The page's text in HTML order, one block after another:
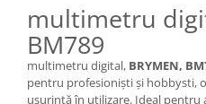
multimetru
BM789
multimetru digital, BRYMEN,
pentru profesioniști și hobbysti,
ușurință în utilizare. Ideal